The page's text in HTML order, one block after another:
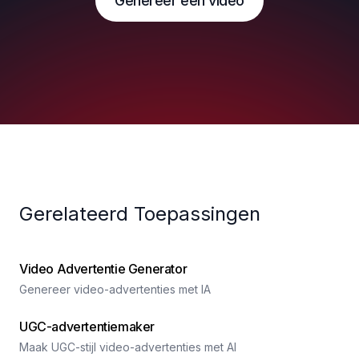
Gerelateerd Toepassingen
Video Advertentie Generator
Genereer video-advertenties met IA
UGC-advertentiemaker
Maak UGC-stijl video-advertenties met AI